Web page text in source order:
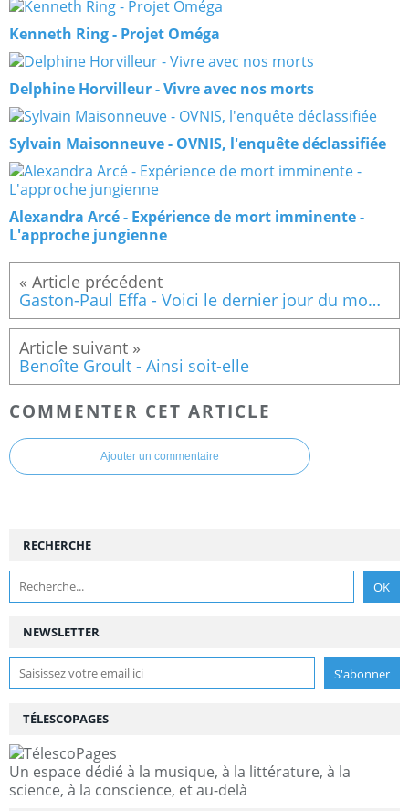
Kenneth Ring - Projet Oméga
Delphine Horvilleur - Vivre avec nos morts
Sylvain Maisonneuve - OVNIS, l'enquête déclassifiée
Alexandra Arcé - Expérience de mort imminente -
L'approche jungienne
Gaston-Paul Effa - Voici le dernier jour du monde - Virginie Despentes - Baise-moi
Benoîte Groult - Ainsi soit-elle
COMMENTER CET ARTICLE
Ajouter un commentaire
NEWSLETTER
RECHERCHE
TÉLESCOPAGES
Un espace dédié à la musique, à la littérature, à la
science, à la conscience, et au-delà